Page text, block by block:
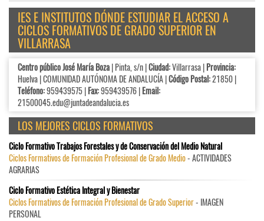
IES E INSTITUTOS DÓNDE ESTUDIAR EL ACCESO A
CICLOS FORMATIVOS DE GRADO SUPERIOR EN
VILLARRASA
Centro público José María Boza| Pinta, s/n |Ciudad:Villarrasa |Provincia:
Huelva | COMUNIDAD AUTÓNOMA DE ANDALUCÍA |Código Postal:21850 |
Teléfono:959439575 |Fax:959439576 |Email:
21500045.edu@juntadeandalucia.es
LOS MEJORES CICLOS FORMATIVOS
Ciclo Formativo Trabajos Forestales y de Conservación del Medio Natural
Ciclos Formativos de Formación Profesional de Grado Medio- ACTIVIDADES
AGRARIAS
Ciclo Formativo Estética Integral y Bienestar
Ciclos Formativos de Formación Profesional de Grado Superior- IMAGEN
PERSONAL